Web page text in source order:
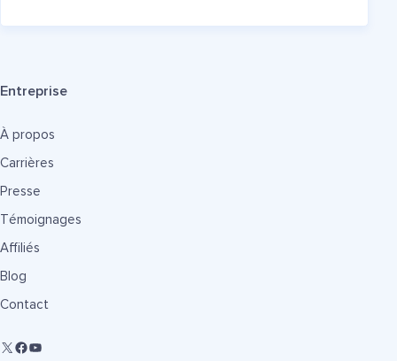
Entreprise
À propos
Carrières
Presse
Témoignages
Affiliés
Blog
Contact